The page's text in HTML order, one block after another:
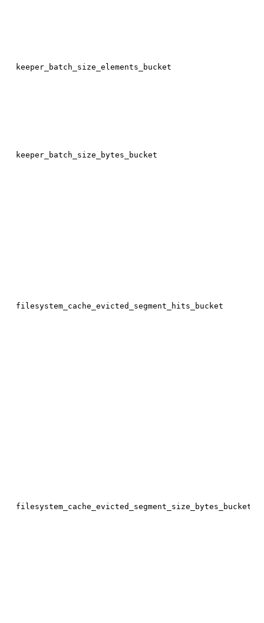
keeper_batch_size_elements_bucket
keeper_batch_size_bytes_bucket
filesystem_cache_evicted_segment_hits_bucket
filesystem_cache_evicted_segment_size_bytes_bucket